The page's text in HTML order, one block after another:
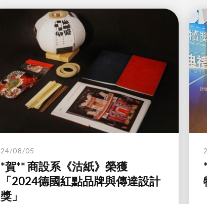
24/08/05
*賀** 商設系《沽紙》榮獲
「2024德國紅點品牌與傳達設計
獎」